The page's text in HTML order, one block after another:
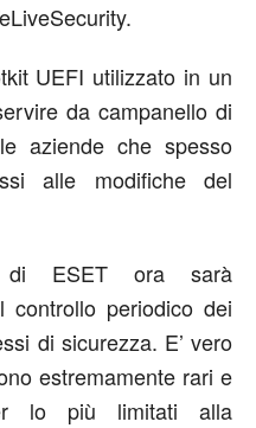
UEFI utilizzato in un
da campanello di
aziende che spesso
alle modifiche del
di ESET ora sarà
controllo periodico dei
di sicurezza. E’ vero
estremamente rari e
lo più limitati alla